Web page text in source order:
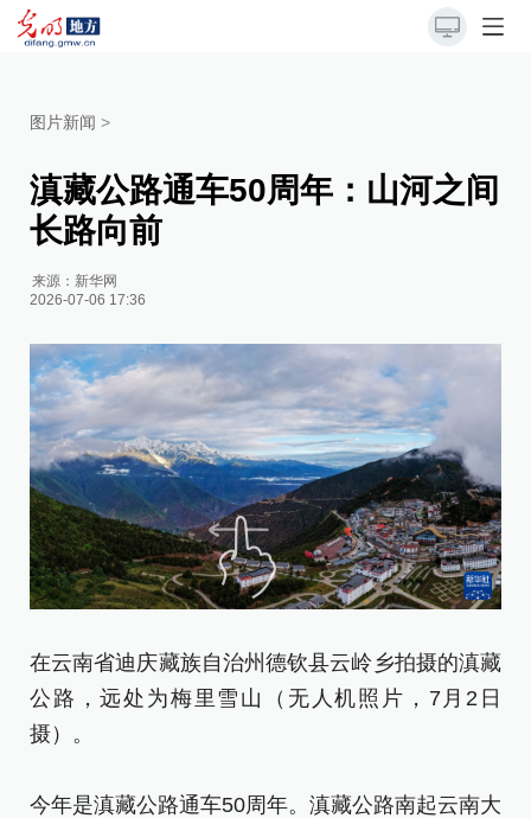
图片新闻 >
滇藏公路通车50周年：山河之间
长路向前
来源： 新华网
2026-07-06 17:36
在云南省迪庆藏族自治州德钦县云岭乡拍摄的滇藏
公路，远处为梅里雪山（无人机照片，7月2日
摄）。
今年是滇藏公路通车50周年。滇藏公路南起云南大